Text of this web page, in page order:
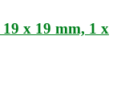
x 19 mm, 1 x